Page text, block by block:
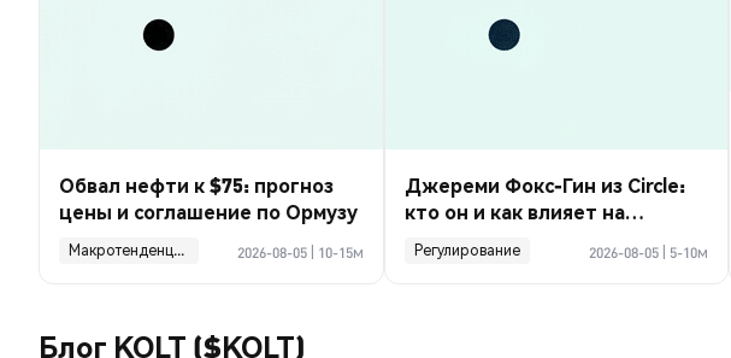
Обвал нефти к $75: прогноз
цены и соглашение по Ормузу
Макротенденции 2026-08-05 10-15м
Джереми Фокс-Гин из Circle:
кто он и как влияет на
финансы компании?
Регулирование 2026-08-05 5-10м
Блог KOLT ($KOLT)